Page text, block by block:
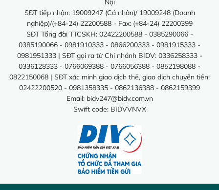
Nội
SĐT tiếp nhận: 19009247 (Cá nhân)/ 19009248 (Doanh
nghiệp)/(+84-24) 22200588 - Fax: (+84-24) 22200399
SĐT Tổng đài TTCSKH: 02422200588 - 0385290066 -
0385190066 - 0981910333 - 0866200333 - 0981915333 -
0981951333 | SĐT gọi ra từ Chi nhánh BIDV: 0336258333 -
0336128333 - 0766069388 - 0766056388 - 0852198088 -
0822150068 | SĐT xác minh giao dịch thẻ, giao dịch chuyển tiền:
02422200520 - 0981358335 - 0862136388 - 0862159399
Email: bidv247@bidv.com.vn
Swift code: BIDVVNVX